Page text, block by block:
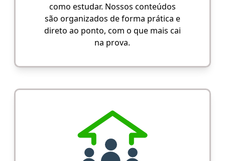
como estudar. Nossos conteúdos
são organizados de forma prática e
direto ao ponto, com o que mais cai
na prova.